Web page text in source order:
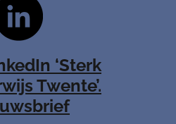
‘Sterk
Twente’.